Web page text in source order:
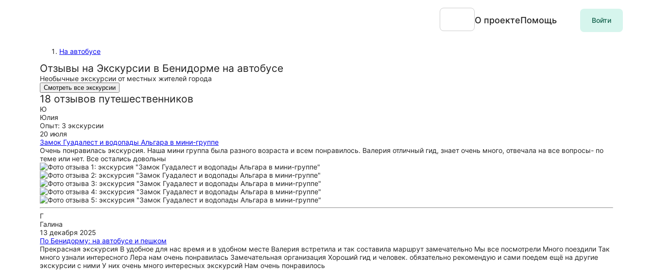
О проектеПомощь Войти
На автобусе
Отзывы на Экскурсии в Бенидорме на автобусе
Необычные экскурсии от местных жителей города
Смотреть все экскурсии
18 отзывов путешественников
Ю
Юлия
Опыт: 3 экскурсии
20 июля
Замок Гуадалест и водопады Альгара в мини-группе
Очень понравилась экскурсия. Наша мини группа была разного возраста и всем понравилось. Валерия отличный гид, знает очень много, отвечала на все вопросы- по
теме или нет. Все остались довольны
Г
Галина
13 декабря 2025
По Бенидорму: на автобусе и пешком
Прекрасная экскурсия В удобное для нас время и в удобном месте Валерия встретила и так составила маршрут замечательно Мы все посмотрели Много поездили Так
много узнали интересного Лера нам очень понравилась Замечательная организация Хороший гид и человек. обязательно рекомендую и сами поедем ещё на другие
экскурсии с ними У них очень много интересных экскурсий Нам очень понравилось